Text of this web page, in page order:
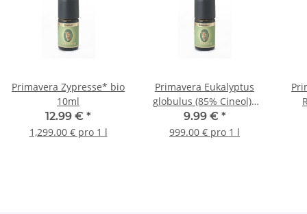
Primavera Zypresse* bio
10ml
12.99 € *
1,299.00 € pro 1 l
Primavera Eukalyptus
globulus (85% Cineol)*
bio 10ml
9.99 € *
999.00 € pro 1 l